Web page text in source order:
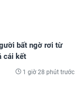
bất ngờ rơi từ
cái kết
1 giờ 28 phút trước